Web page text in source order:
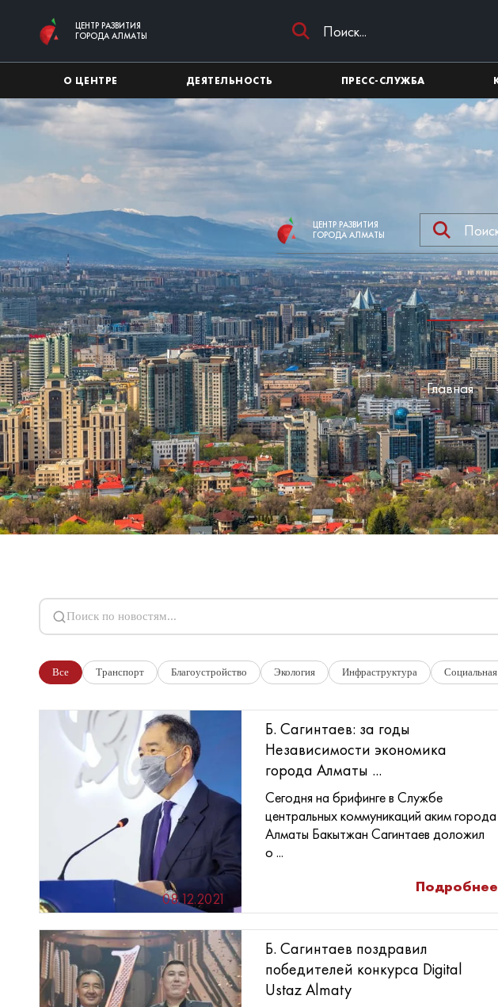
ЦЕНТР РАЗВИТИЯ
ГОРОДА АЛМАТЫ
О ЦЕНТРЕ ДЕЯТЕЛЬНОСТЬ ПРЕСС-СЛУЖБА
ЦЕНТР РАЗВИТИЯ
ГОРОДА АЛМАТЫ
Главная
Поиск по новостям
Все Транспорт Благоустройство Экология Инфраструктура
08.12.2021
Б. Сагинтаев: за годы
Независимости экономика
города Алматы ...
Сегодня на брифинге в Службе
центральных коммуникаций аким города
Алматы Бакытжан Сагинтаев доложил
о ...
Подробнее
Б. Сагинтаев поздравил
победителей конкурса Digital
Ustaz Almaty